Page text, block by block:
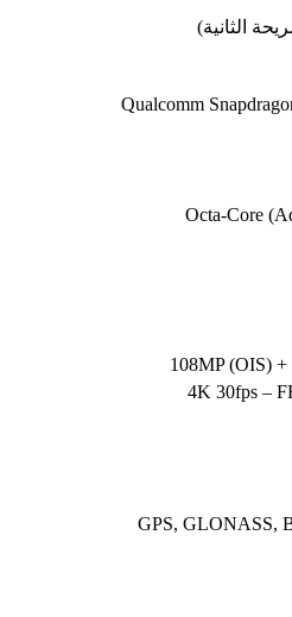
الثانية)
Qualcomm
Octa-Core
108MP (OIS)
4K 30fps –
GPS, GLONASS,